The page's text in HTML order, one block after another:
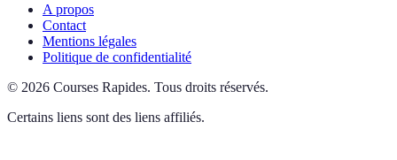
A propos
Contact
Mentions légales
Politique de confidentialité
© 2026 Courses Rapides. Tous droits réservés.
Certains liens sont des liens affiliés.